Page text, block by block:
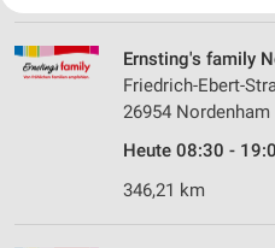
Ernsting's family
Friedrich-Ebert-
26954 Nordenham
Heute 08:30 -
346,21 km
Website/App.
Partnerliste anzeigen (1 IAB-
Wir nutzen Ihre Daten für folgende
IAB-Verarbeitungszwecke:
Speichern von oder Zugriff